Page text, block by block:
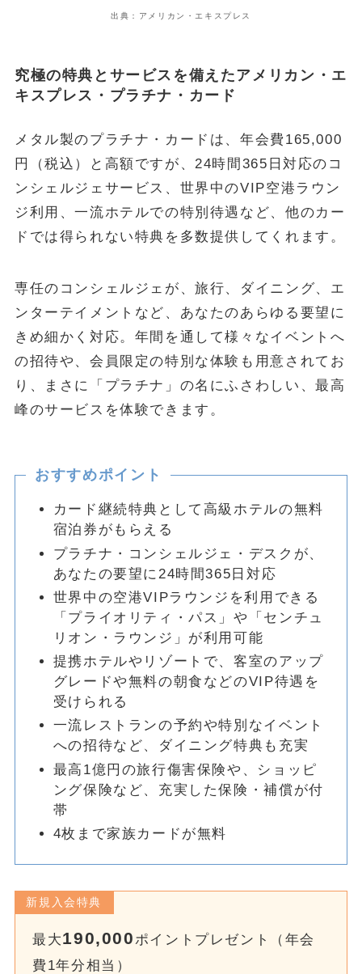
出典：アメリカン・エキスプレス
究極の特典とサービスを備えたアメリカン・エ
キスプレス・プラチナ・カード
メタル製のプラチナ・カードは、年会費165,000
円（税込）と高額ですが、24時間365日対応のコ
ンシェルジェサービス、世界中のVIP空港ラウン
ジ利用、一流ホテルでの特別待遇など、他のカー
ドでは得られない特典を多数提供してくれます。
専任のコンシェルジェが、旅行、ダイニング、エ
ンターテイメントなど、あなたのあらゆる要望に
きめ細かく対応。年間を通して様々なイベントへ
の招待や、会員限定の特別な体験も用意されてお
り、まさに「プラチナ」の名にふさわしい、最高
峰のサービスを体験できます。
おすすめポイント
カード継続特典として高級ホテルの無料
宿泊券がもらえる
プラチナ・コンシェルジェ・デスクが、
あなたの要望に24時間365日対応
世界中の空港VIPラウンジを利用できる
「プライオリティ・パス」や「センチュ
リオン・ラウンジ」が利用可能
提携ホテルやリゾートで、客室のアップ
グレードや無料の朝食などのVIP待遇を
受けられる
一流レストランの予約や特別なイベント
への招待など、ダイニング特典も充実
最高1億円の旅行傷害保険や、ショッピ
ング保険など、充実した保険・補償が付
帯
4枚まで家族カードが無料
新規入会特典
最大190,000 ポイントプレゼント（年会
費1年分相当）